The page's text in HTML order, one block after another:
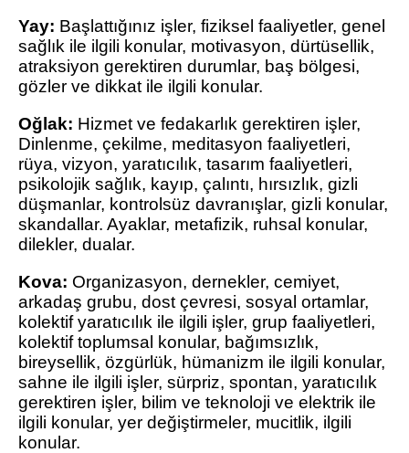
Yay: Başlattığınız işler, fiziksel faaliyetler, genel
sağlık ile ilgili konular, motivasyon, dürtüsellik,
atraksiyon gerektiren durumlar, baş bölgesi,
gözler ve dikkat ile ilgili konular.
Oğlak: Hizmet ve fedakarlık gerektiren işler,
Dinlenme, çekilme, meditasyon faaliyetleri,
rüya, vizyon, yaratıcılık, tasarım faaliyetleri,
psikolojik sağlık, kayıp, çalıntı, hırsızlık, gizli
düşmanlar, kontrolsüz davranışlar, gizli konular,
skandallar. Ayaklar, metafizik, ruhsal konular,
dilekler, dualar.
Kova: Organizasyon, dernekler, cemiyet,
arkadaş grubu, dost çevresi, sosyal ortamlar,
kolektif yaratıcılık ile ilgili işler, grup faaliyetleri,
kolektif toplumsal konular, bağımsızlık,
bireysellik, özgürlük, hümanizm ile ilgili konular,
sahne ile ilgili işler, sürpriz, spontan, yaratıcılık
gerektiren işler, bilim ve teknoloji ve elektrik ile
ilgili konular, yer değiştirmeler, mucitlik, ilgili
konular.